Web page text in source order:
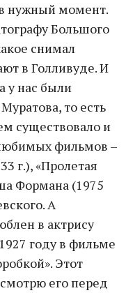
в нужный момент.
Большого
снимал
в Голливуде. И
у нас были
то есть
существовало и
фильмов –
г.), «Пролетая
Формана (1975
А
в актрису
году в фильме
Этот
его перед